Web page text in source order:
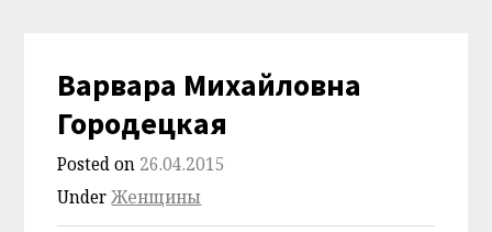
Варвара Михайловна
Городецкая
Posted on 26.04.2015
UnderЖенщины